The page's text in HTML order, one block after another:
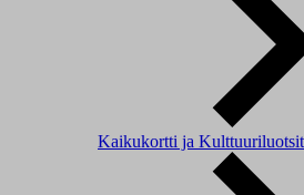
Kaikukortti ja Kulttuuriluotsit